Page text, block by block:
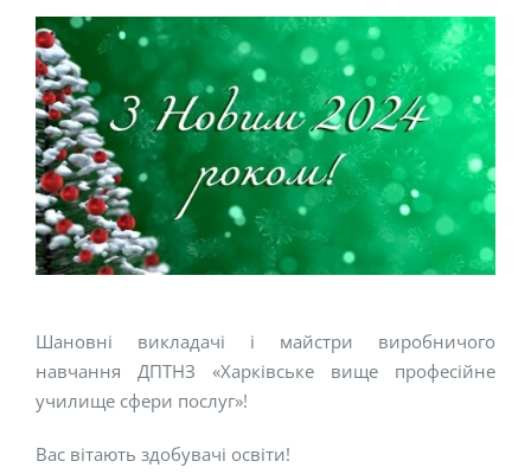
Шановні викладачі і майстри виробничого
навчання ДПТНЗ «Харківське вище професійне
училище сфери послуг»!
Вас вітають здобувачі освіти!